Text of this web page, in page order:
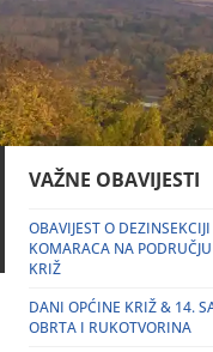
VAŽNE OBAVIJESTI
OBAVIJEST O DEZINSEKCIJI
KOMARACA NA
KRIŽ
DANI OPĆINE KRIŽ & 14.
OBRTA I RUKOTVORINA